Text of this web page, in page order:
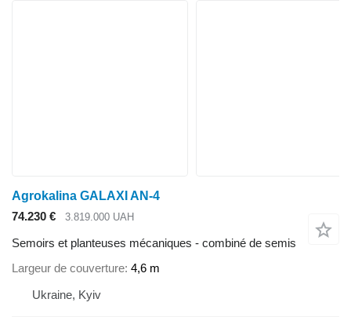
Agrokalina GALAXI AN-4
74.230 €
3.819.000 UAH
Semoirs et planteuses mécaniques - combiné de semis
Largeur de couverture 4,6 m
Ukraine, Kyiv